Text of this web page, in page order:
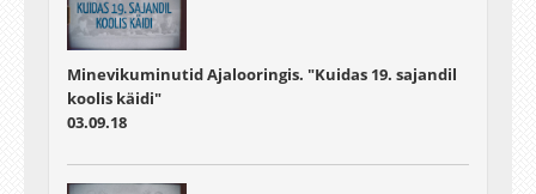
Minevikuminutid Ajalooringis. "Kuidas 19. sajandil
koolis käidi"
03.09.18